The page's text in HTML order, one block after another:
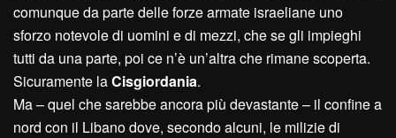
comunque da parte delle forze armate israeliane uno
sforzo notevole di uomini e di mezzi, che se gli impieghi
tutti da una parte, poi ce n’è un’altra che rimane scoperta.
Sicuramente laCisgiordania.
Ma – quel che sarebbe ancora più devastante – il confine a
nord con il Libano dove, secondo alcuni, le milizie di